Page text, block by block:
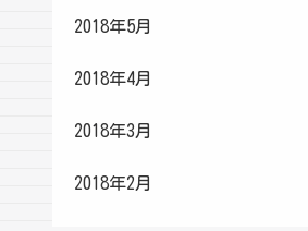
2018年5月
2018年4月
2018年3月
2018年2月